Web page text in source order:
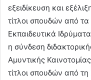
εξειδίκευση και
τίτλοι σπουδών από
Εκπαιδευτικά
η σύνδεση
Αμυντικής
τίτλοι σπουδών από